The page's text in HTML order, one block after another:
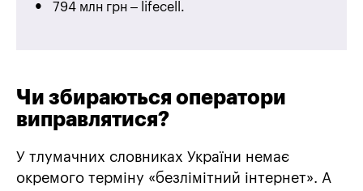
794 млн грн – lifecell.
Чи збираються оператори
виправлятися?
У тлумачних словниках України немає
окремого терміну «безлімітний інтернет». А